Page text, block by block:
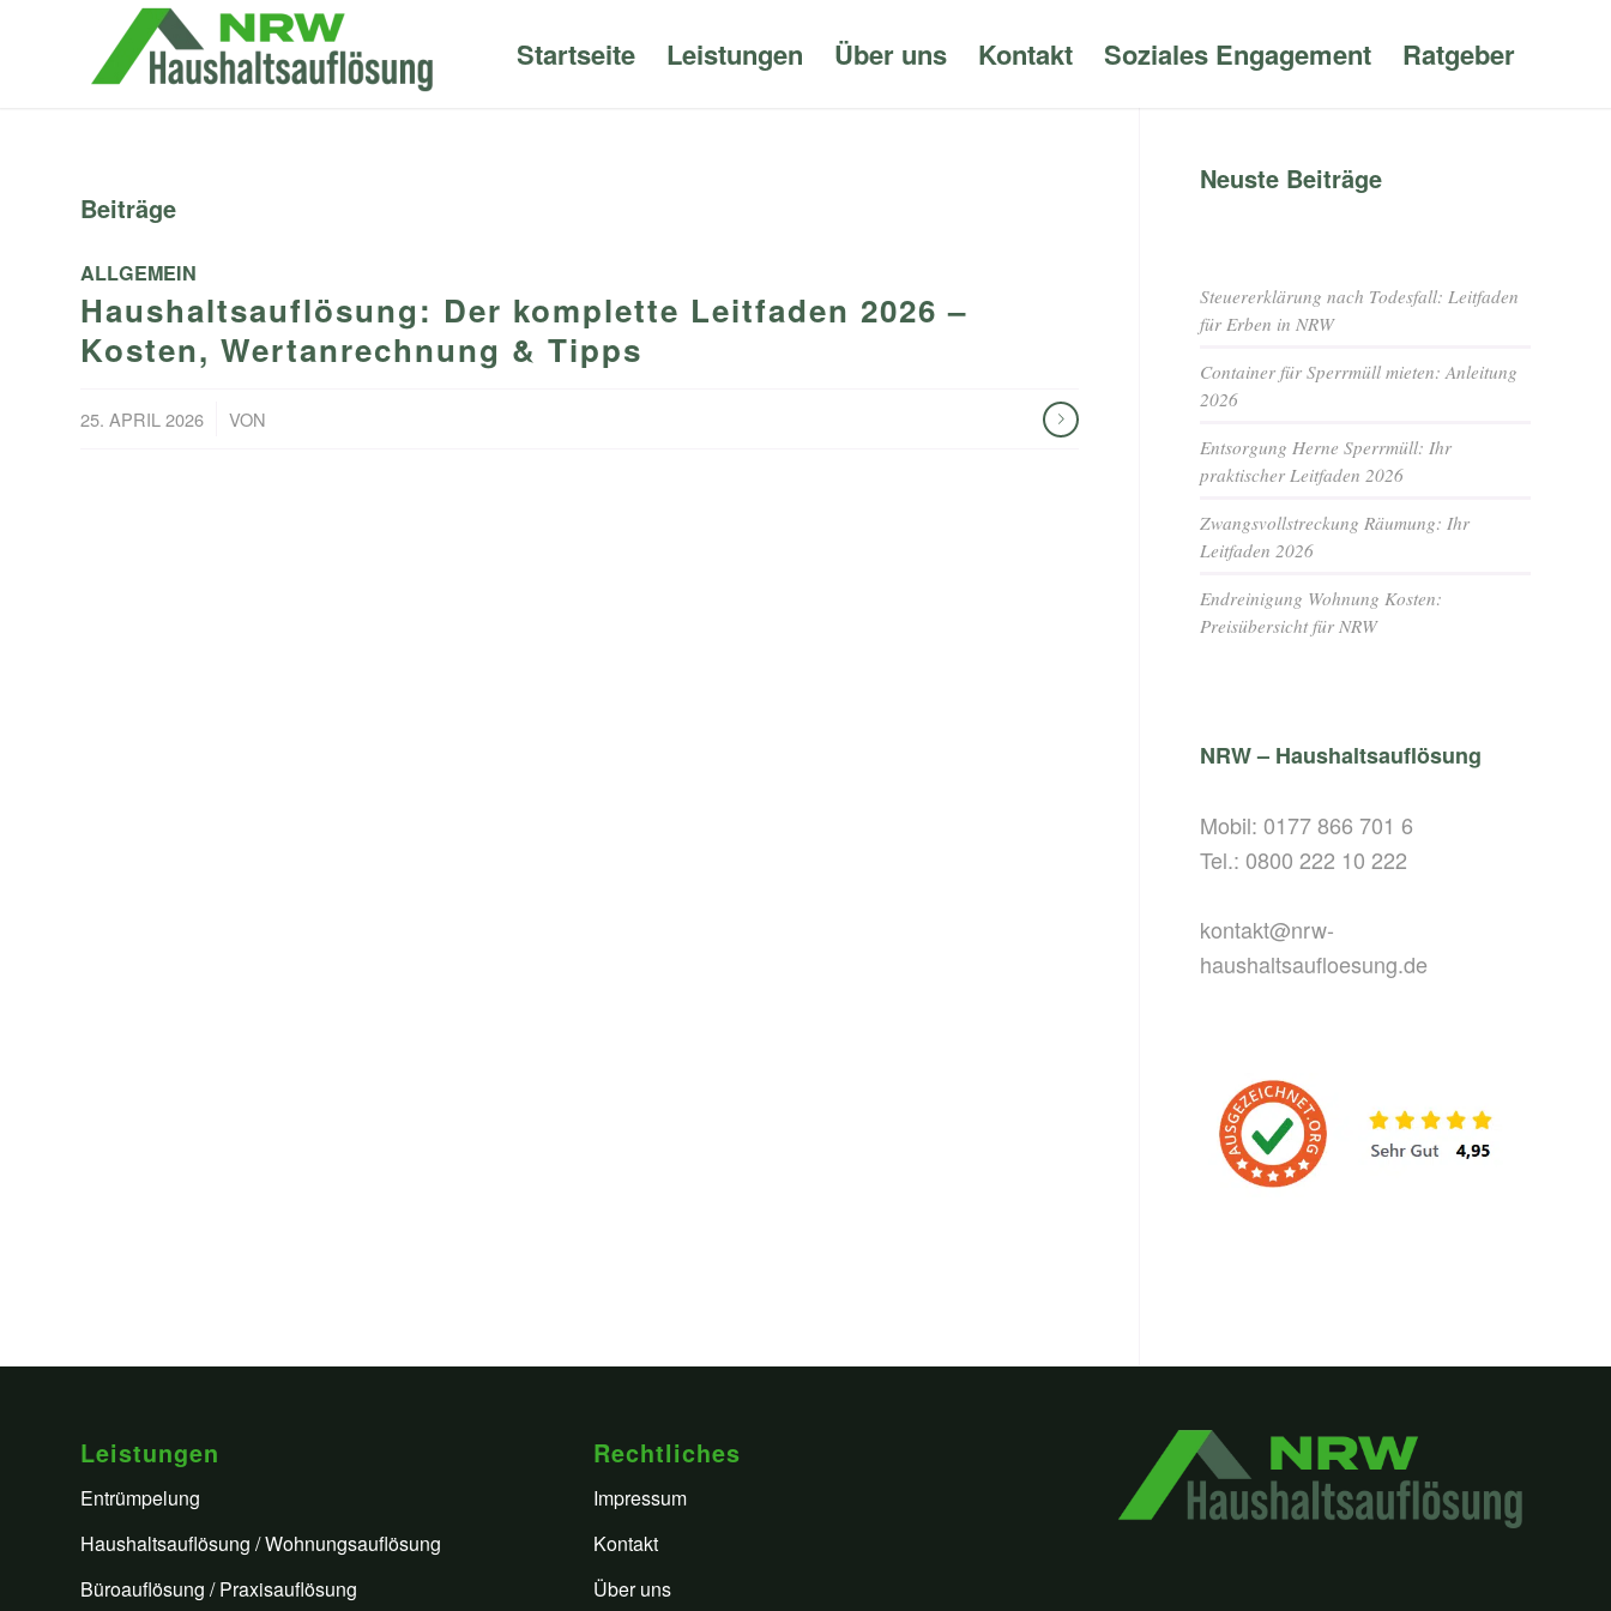
Startseite Leistungen Über uns Kontakt Soziales Engagement Ratgeber
Beiträge
ALLGEMEIN
Haushaltsauflösung: Der komplette Leitfaden 2026 –
Kosten, Wertanrechnung & Tipps
25. APRIL 2026 VON
Neuste Beiträge
Steuererklärung nach Todesfall: Leitfaden
für Erben in NRW
Container für Sperrmüll mieten: Anleitung
2026
Entsorgung Herne Sperrmüll: Ihr
praktischer Leitfaden 2026
Zwangsvollstreckung Räumung: Ihr
Leitfaden 2026
Endreinigung Wohnung Kosten:
Preisübersicht für NRW
NRW – Haushaltsauflösung
Mobil: 0177 866 701 6
Tel.: 0800 222 10 222
kontakt@nrw-
haushaltsaufloesung.de
Leistungen
Entrümpelung
Haushaltsauflösung / Wohnungsauflösung
Büroauflösung / Praxisauflösung
Rechtliches
Impressum
Kontakt
Über uns